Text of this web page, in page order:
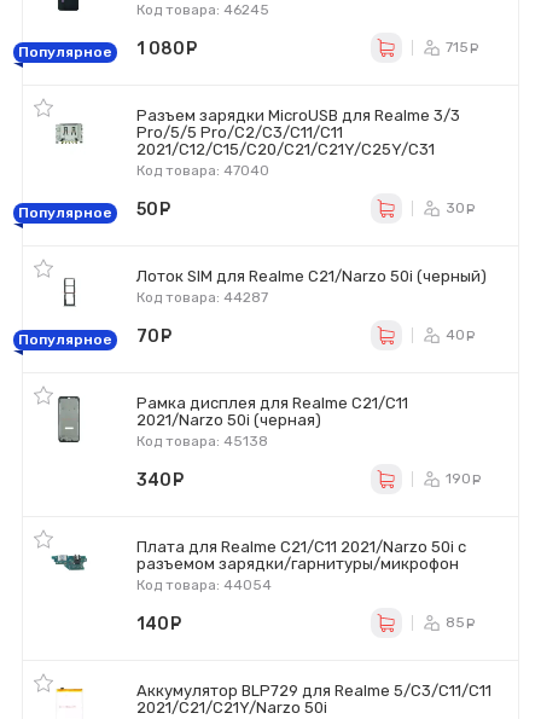
Код товара: 46245
Популярное 1 080 715
Разъем зарядки MicroUSB для Realme 3/3
Pro/5/5 Pro/C2/C3/C11/C11
2021/C12/C15/C20/C21/C21Y/C25Y/C31
Код товара: 47040
Популярное 50 30
Лоток SIM для Realme C21/Narzo 50i (черный)
Код товара: 44287
Популярное 70 40
Рамка дисплея для Realme C21/C11
2021/Narzo 50i (черная)
Код товара: 45138
340 190
Плата для Realme C21/C11 2021/Narzo 50i с
разъемом зарядки/гарнитуры/микрофон
Код товара: 44054
140 85
Аккумулятор BLP729 для Realme 5/C3/C11/C11
2021/C21/C21Y/Narzo 50i